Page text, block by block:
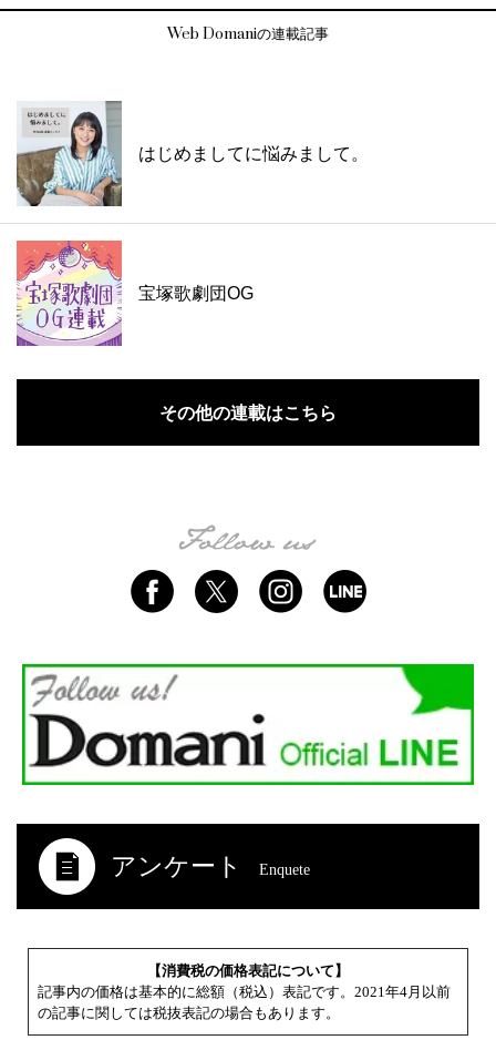
Web Domaniの連載記事
はじめましてに悩みまして。
宝塚歌劇団OG
その他の連載はこちら
アンケート Enquete
【消費税の価格表記について】
記事内の価格は基本的に総額（税込）表記です。2021年4月以前
の記事に関しては税抜表記の場合もあります。